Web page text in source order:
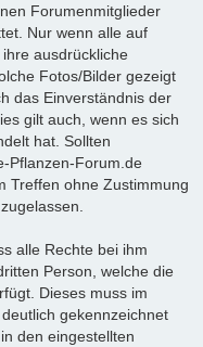
Forumenmitglieder
Nur wenn alle auf
ausdrückliche
Fotos/Bilder gezeigt
das Einverständnis der
gilt auch, wenn es sich
hat. Sollten
Pflanzen-Forum.de
Treffen ohne Zustimmung
alle Rechte bei ihm
Person, welche die
Dieses muss im
gekennzeichnet
den eingestellten